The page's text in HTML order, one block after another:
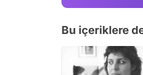
Bu içeriklere